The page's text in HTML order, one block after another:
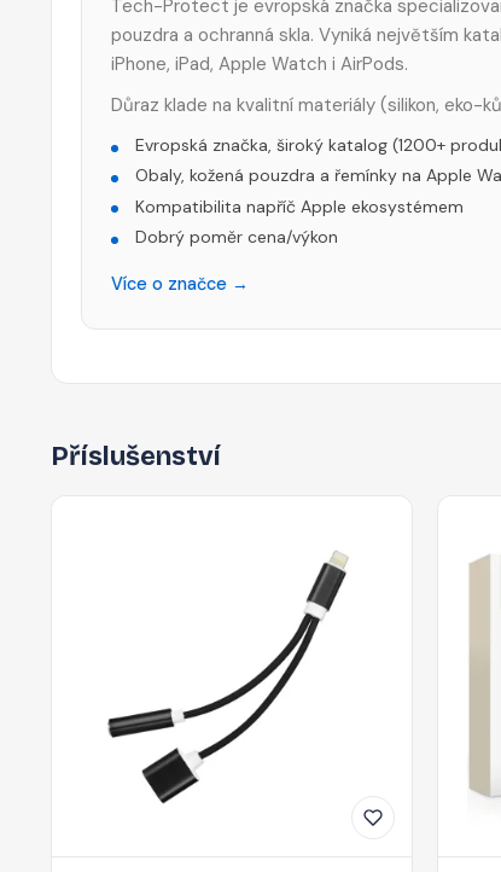
Tech-Protect je evropská značka
pouzdra a ochranná skla. Vyniká největším
iPhone, iPad, Apple Watch i AirPods.
Důraz klade na kvalitní materiály (silikon, eko-
Evropská značka, široký katalog (1200+
Obaly, kožená pouzdra a řemínky na Apple
Kompatibilita napříč Apple ekosystémem
Dobrý poměr cena/výkon
Více o značce →
Příslušenství